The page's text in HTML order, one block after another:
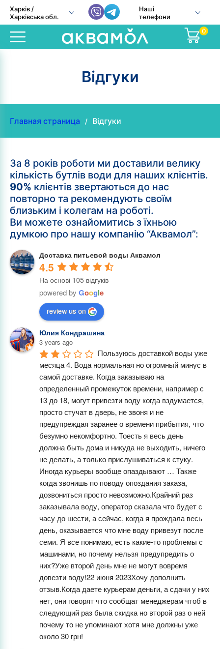
Харків /
Харківська обл.
Наші
телефони
0
Відгуки
Главная страница / Відгуки
За 8 років роботи ми доставили велику
кількість бутлів води для наших клієнтів.
90% клієнтів звертаються до нас
повторно та рекомендують своїм
близьким і колегам на роботі.
Ви можете ознайомитись з їхньою
думкою про нашу компанію “Аквамол”:
Доставка питьевой воды Аквамол
4.5
На основі 105 відгуків
powered by Google
review us on
Юлия Кондрашина
3 years ago
Пользуюсь доставкой воды уже
месяца 4. Вода нормальная но огромный минус в
самой доставке. Когда заказываю на
определенный промежуток времени, например с
13 до 18, могут привезти воду когда вздумается,
просто стучат в дверь, не звоня и не
предупреждая заранее о времени прибытия, что
безумно некомфортно. Тоесть я весь день
должна быть дома и никуда не выходить, ничего
не делать, а только прислушиваться к стуку.
Иногда курьеры вообще опаздывают … Также
когда звонишь по поводу опоздания заказа,
дозвониться просто невозможно.Крайний раз
заказывала воду, оператор сказала что будет с
часу до шести, а сейчас, когда я прождала весь
день, оказывается что мне воду привезут после
семи. Я все понимаю, есть какие-то проблемы с
машинами, но почему нельзя предупредить о
них?Уже второй день мне не могут вовремя
довезти воду!22 июня 2023Хочу дополнить
отзыв.Когда даете курьерам деньги, а сдачи у них
нет, они говорят что сообщат менеджерам чтоб в
следующий раз была скидка но второй раз о ней
почему то не упоминают хотя мне должны уже
около 30 грн!